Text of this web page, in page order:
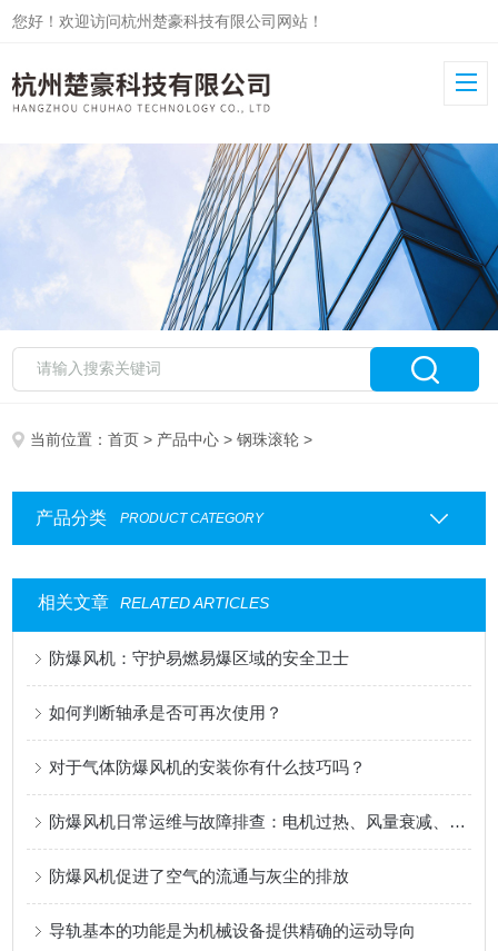
您好！欢迎访问杭州楚豪科技有限公司网站！
当前位置：首页 > 产品中心 >钢珠滚轮 >
产品分类 PRODUCT CATEGORY
相关文章 RELATED ARTICLES
防爆风机：守护易燃易爆区域的安全卫士
如何判断轴承是否可再次使用？
对于气体防爆风机的安装你有什么技巧吗？
防爆风机日常运维与故障排查：电机过热、风量衰减、异响频发，一步步教你快速定位并解决常见运行问题
防爆风机促进了空气的流通与灰尘的排放
导轨基本的功能是为机械设备提供精确的运动导向